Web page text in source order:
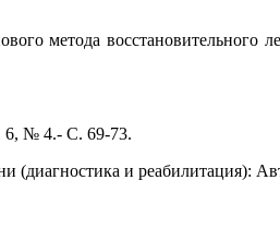
метода восстановительного
6, № 4.- С. 69-73.
(диагностика и реабилитация):